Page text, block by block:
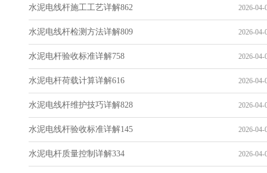
水泥电线杆施工工艺详解862 2026-04-
水泥电线杆检测方法详解809 2026-04-
水泥电杆验收标准详解758 2026-04-
水泥电杆荷载计算详解616 2026-04-
水泥电线杆维护技巧详解828 2026-04-
水泥电线杆验收标准详解145 2026-04-
水泥电杆质量控制详解334 2026-04-